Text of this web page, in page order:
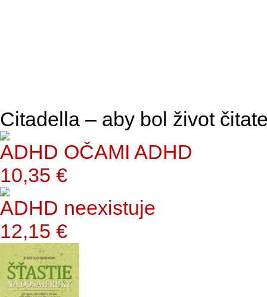
Citadella – aby bol život
ADHD OČAMI ADHD
10,35 €
ADHD neexistuje
12,15 €